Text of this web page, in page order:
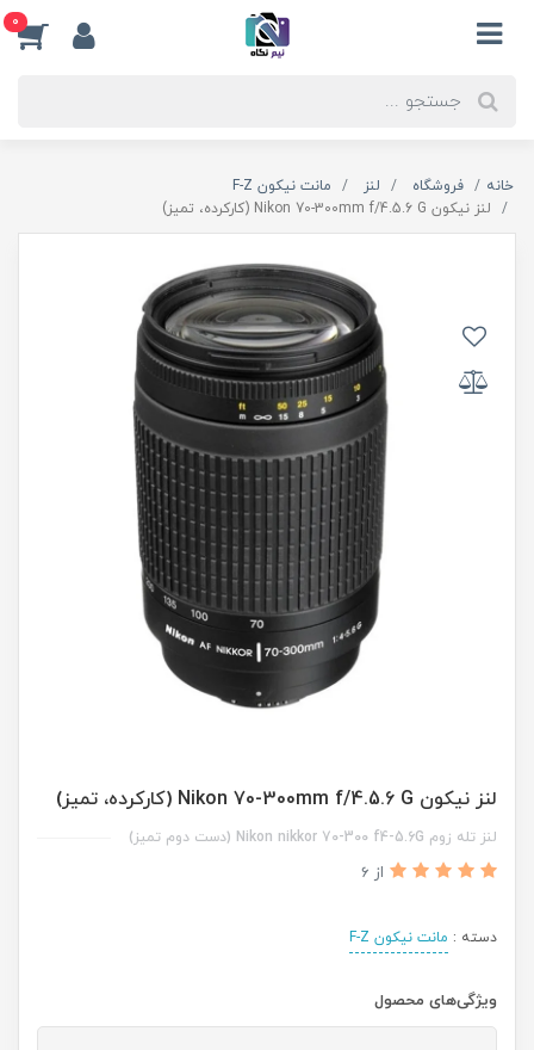
0
خانه فروشگاه لنز
مانت نیکون F-Z
لنز نیکون Nikon 70-300mm f/4.5.6 G (کارکرده، تمیز)
لنز نیکون Nikon 70-300mm f/4.5.6 G (کارکرده، تمیز)
لنز تله زوم Nikon nikkor 70-300 f4-5.6G (دست دوم تمیز)
از 6
دسته : مانت نیکون F-Z
ویژگی‌های محصول